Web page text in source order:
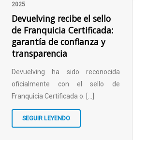
2025
Devuelving recibe el sello
de Franquicia Certificada:
garantía de confianza y
transparencia
Devuelving ha sido reconocida
oficialmente con el sello de
Franquicia Certificada o. [...]
SEGUIR LEYENDO